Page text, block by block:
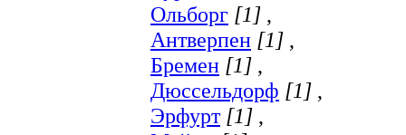
Ольборг [1] ,
Антверпен [1] ,
Бремен [1] ,
Дюссельдорф [1] ,
Эрфурт [1] ,